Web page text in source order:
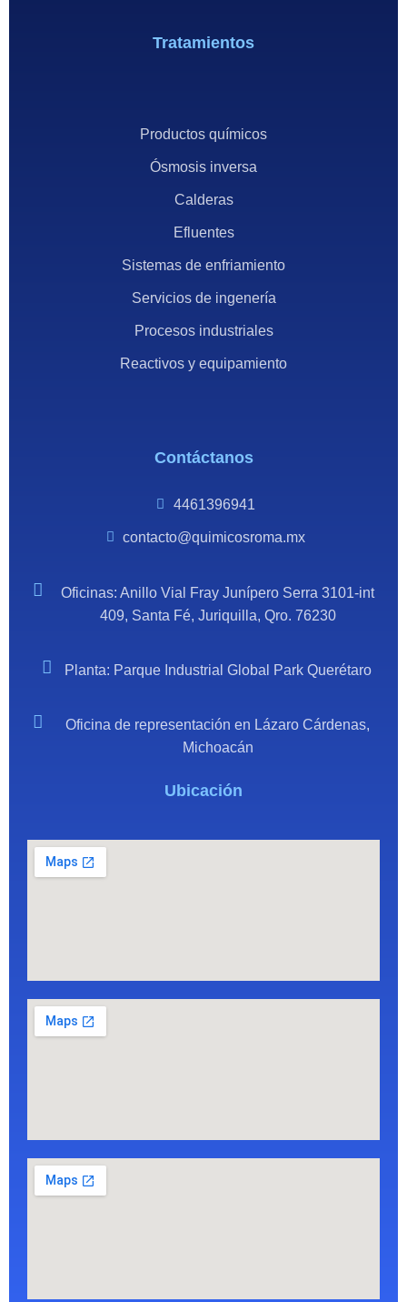
Tratamientos
Productos químicos
Ósmosis inversa
Calderas
Efluentes
Sistemas de enfriamiento
Servicios de ingenería
Procesos industriales
Reactivos y equipamiento
Contáctanos
4461396941
contacto@quimicosroma.mx
Oficinas: Anillo Vial Fray Junípero Serra 3101-int
409, Santa Fé, Juriquilla, Qro. 76230
Planta: Parque Industrial Global Park Querétaro
Oficina de representación en Lázaro Cárdenas,
Michoacán
Ubicación